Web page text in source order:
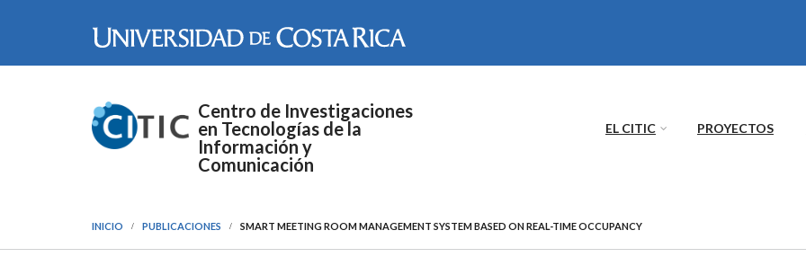
Centro de Investigaciones
en Tecnologías de la
Información y
Comunicación
EL CITIC PROYECTOS
INICIO PUBLICACIONES SMART MEETING ROOM MANAGEMENT SYSTEM BASED ON REAL-TIME OCCUPANCY